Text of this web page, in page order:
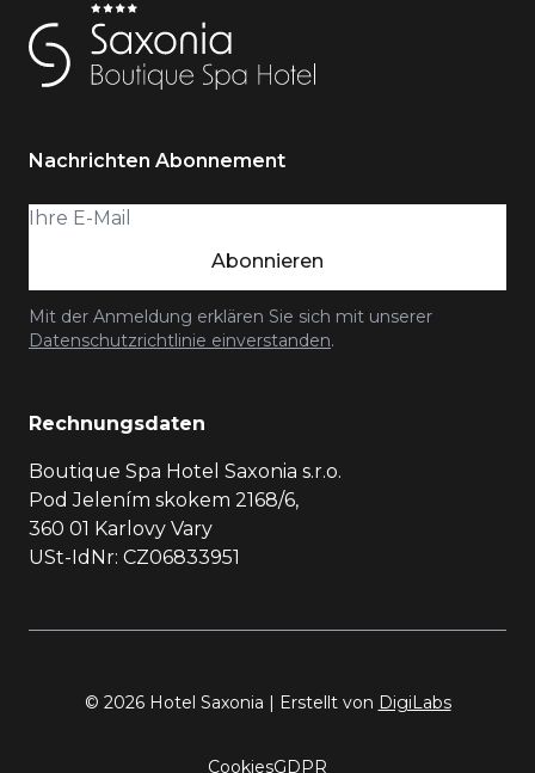
Nachrichten Abonnement
Abonnieren
Mit der Anmeldung erklären Sie sich mit unserer
Datenschutzrichtlinie einverstanden.
Rechnungsdaten
Boutique Spa Hotel Saxonia s.r.o.
Pod Jelením skokem 2168/6,
360 01 Karlovy Vary
USt-IdNr: CZ06833951
© 2026 Hotel Saxonia | Erstellt von DigiLabs
CookiesGDPR